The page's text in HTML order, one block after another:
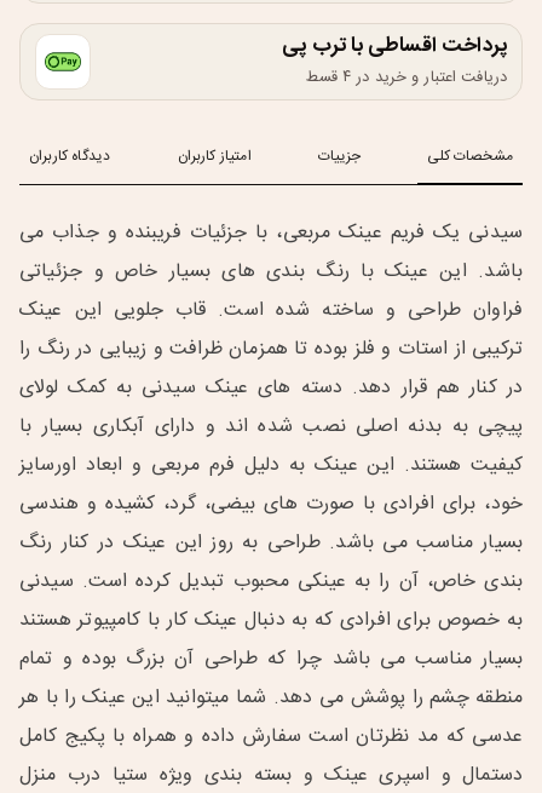
پرداخت اقساطی با ترب پی
دریافت اعتبار و خرید در ۴ قسط
مشخصات کلی جزییات امتیاز کاربران دیدگاه کاربران
سیدنی یک فریم عینک مربعی، با جزئیات فریبنده و جذاب می
باشد. این عینک با رنگ بندی های بسیار خاص و جزئیاتی
فراوان طراحی و ساخته شده است. قاب جلویی این عینک
ترکیبی از استات و فلز بوده تا همزمان ظرافت و زیبایی در رنگ را
در کنار هم قرار دهد. دسته های عینک سیدنی به کمک لولای
پیچی به بدنه اصلی نصب شده اند و دارای آبکاری بسیار با
کیفیت هستند. این عینک به دلیل فرم مربعی و ابعاد اورسایز
خود، برای افرادی با صورت های بیضی، گرد، کشیده و هندسی
بسیار مناسب می باشد. طراحی به روز این عینک در کنار رنگ
بندی خاص، آن را به عینکی محبوب تبدیل کرده است. سیدنی
به خصوص برای افرادی که به دنبال عینک کار با کامپیوتر هستند
بسیار مناسب می باشد چرا که طراحی آن بزرگ بوده و تمام
منطقه چشم را پوشش می دهد. شما میتوانید این عینک را با هر
عدسی که مد نظرتان است سفارش داده و همراه با پکیج کامل
دستمال و اسپری عینک و بسته بندی ویژه ستیا درب منزل